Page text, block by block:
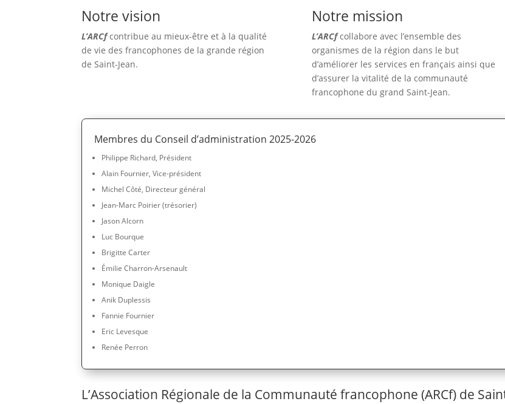
Notre vision
L’ARCfcontribue au mieux-être et à la qualité
de vie des francophones de la grande région
de Saint-Jean.
Notre mission
L’ARCf collabore avec l’ensemble des
organismes de la région dans le but
d’améliorer les services en français ainsi que
d’assurer la vitalité de la communauté
francophone du grand Saint-Jean.
Membres du Conseil d’administration 2025-2026
Philippe Richard, Président
Alain Fournier, Vice-président
Michel Côté, Directeur général
Jean-Marc Poirier (trésorier)
Jason Alcorn
Luc Bourque
Brigitte Carter
Émilie Charron-Arsenault
Monique Daigle
Anik Duplessis
Fannie Fournier
Eric Levesque
Renée Perron
L’Association Régionale de la Communauté francophone (ARCf) de